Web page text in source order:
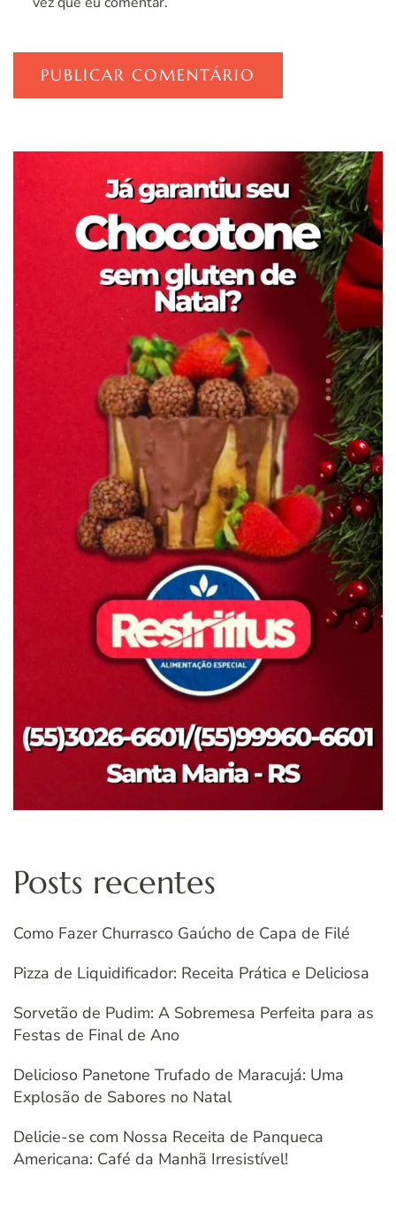
Posts recentes
Como Fazer Churrasco Gaúcho de Capa de Filé
Pizza de Liquidificador: Receita Prática e Deliciosa
Sorvetão de Pudim: A Sobremesa Perfeita para as
Festas de Final de Ano
Delicioso Panetone Trufado de Maracujá: Uma
Explosão de Sabores no Natal
Delicie-se com Nossa Receita de Panqueca
Americana: Café da Manhã Irresistível!